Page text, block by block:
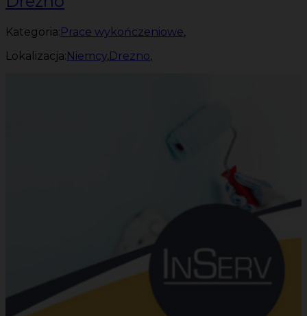
Kategoria:Prace wykończeniowe,
Lokalizacja:Niemcy,Drezno,